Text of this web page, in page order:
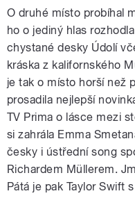
O druhé místo probíhal
ho o jediný hlas
chystané desky Údolí
kráska z kalifornského
je tak o místo horší než
prosadila nejlepší
TV Prima o lásce mezi
si zahrála Emma
česky i ústřední song
Richardem Müllerem.
Pátá je pak Taylor Swift